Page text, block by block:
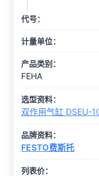
代号：
计量单位：
产品类别：
FEHA
选型资料：
双作用气缸 DSEU-
品牌资料：
FESTO费斯托
列表价：